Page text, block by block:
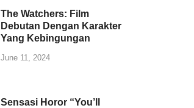
The Watchers: Film
Debutan Dengan Karakter
Yang Kebingungan
June 11, 2024
Sensasi Horor “You’ll